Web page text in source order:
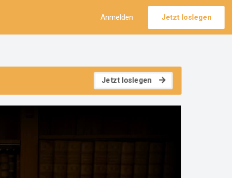
Jetzt loslegen
Anmelden
Jetzt loslegen